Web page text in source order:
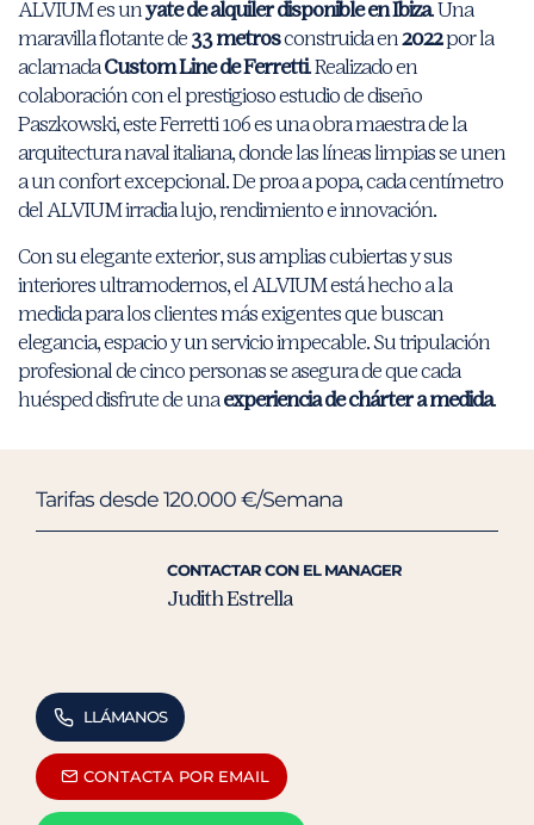
ALVIUM es unyate de alquiler disponible en Ibiza. Una
maravilla flotante de33 metrosconstruida en2022por la
aclamadaCustom Line de Ferretti. Realizado en
colaboración con el prestigioso estudio de diseño
Paszkowski, este Ferretti 106 es una obra maestra de la
arquitectura naval italiana, donde las líneas limpias se unen
a un confort excepcional. De proa a popa, cada centímetro
del ALVIUM irradia lujo, rendimiento e innovación.
Con su elegante exterior, sus amplias cubiertas y sus
interiores ultramodernos, el ALVIUM está hecho a la
medida para los clientes más exigentes que buscan
elegancia, espacio y un servicio impecable. Su tripulación
profesional de cinco personas se asegura de que cada
huésped disfrute de unaexperiencia de chárter a medida.
Tarifas desde 120.000 €/Semana
CONTACTAR CON EL MANAGER
Judith Estrella
LLÁMANOS
CONTACTA POR EMAIL